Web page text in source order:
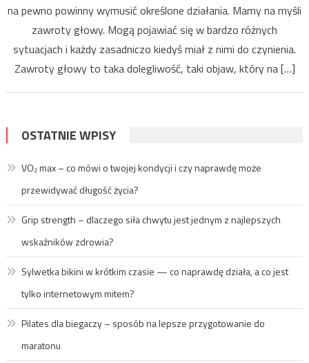
na pewno powinny wymusić określone działania. Mamy na myśli
zawroty głowy. Mogą pojawiać się w bardzo różnych
sytuacjach i każdy zasadniczo kiedyś miał z nimi do czynienia.
Zawroty głowy to taka dolegliwość, taki objaw, który na […]
OSTATNIE WPISY
VO₂ max – co mówi o twojej kondycji i czy naprawdę może
przewidywać długość życia?
Grip strength – dlaczego siła chwytu jest jednym z najlepszych
wskaźników zdrowia?
Sylwetka bikini w krótkim czasie — co naprawdę działa, a co jest
tylko internetowym mitem?
Pilates dla biegaczy – sposób na lepsze przygotowanie do
maratonu